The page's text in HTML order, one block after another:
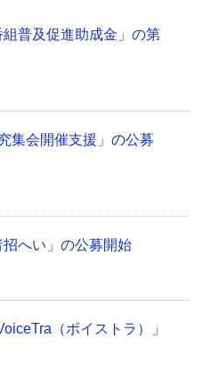
普及促進助成金」の第
集会開催支援」の公募
へい」の公募開始
（ボイストラ）」